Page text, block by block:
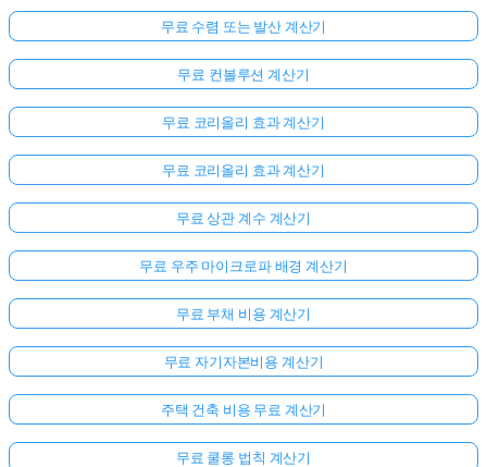
무료 수렴 또는 발산 계산기
무료 컨볼루션 계산기
무료 코리올리 효과 계산기
무료 코리올리 효과 계산기
무료 상관 계수 계산기
무료 우주 마이크로파 배경 계산기
무료 부채 비용 계산기
무료 자기자본비용 계산기
주택 건축 비용 무료 계산기
무료 쿨롱 법칙 계산기